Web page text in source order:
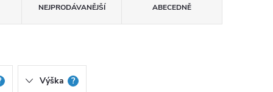
NEJPRODÁVANĚJŠÍ ABECEDNĚ
Výška ?